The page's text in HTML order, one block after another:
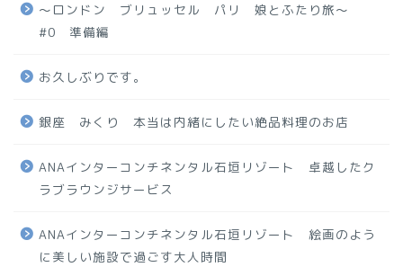
〜ロンドン ブリュッセル パリ 娘とふたり旅〜
#0 準備編
お久しぶりです。
銀座 みくり 本当は内緒にしたい絶品料理のお店
ANAインターコンチネンタル石垣リゾート 卓越したク
ラブラウンジサービス
ANAインターコンチネンタル石垣リゾート 絵画のよう
に美しい施設で過ごす大人時間